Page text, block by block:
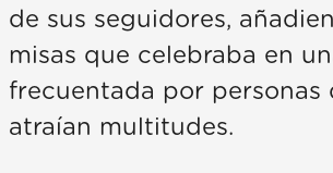
de sus seguidores,
misas que celebraba en
frecuentada por personas
atraían multitudes.